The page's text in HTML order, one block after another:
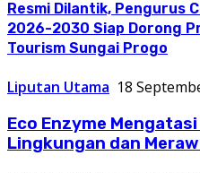
Resmi Dilantik, Pengurus
2026-2030 Siap Dorong
Tourism Sungai Progo
Liputan Utama 18
Eco Enzyme
Lingkungan dan